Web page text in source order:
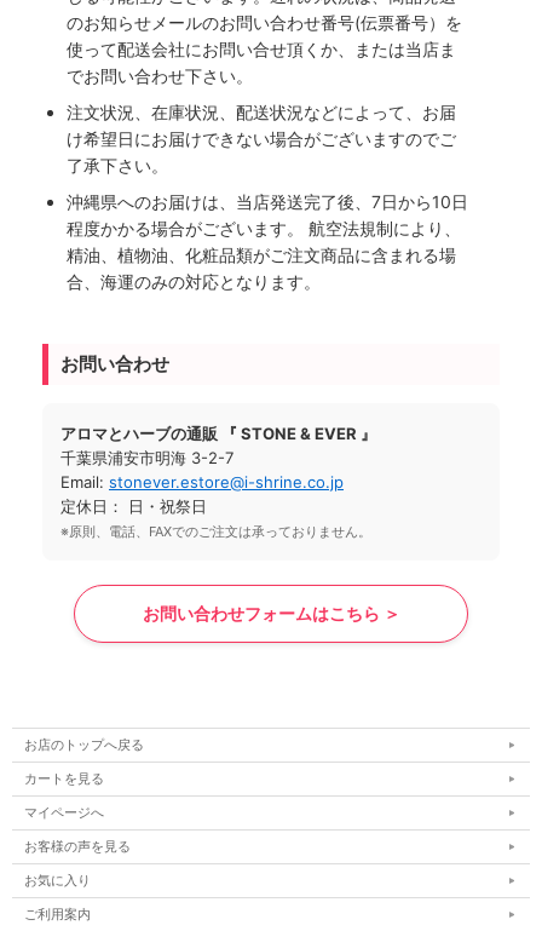
のお知らせメールのお問い合わせ番号(伝票番号）を
使って配送会社にお問い合せ頂くか、または当店ま
でお問い合わせ下さい。
注文状況、在庫状況、配送状況などによって、お届
け希望日にお届けできない場合がございますのでご
了承下さい。
沖縄県へのお届けは、当店発送完了後、7日から10日
程度かかる場合がございます。 航空法規制により、
精油、植物油、化粧品類がご注文商品に含まれる場
合、海運のみの対応となります。
お問い合わせ
アロマとハーブの通販 『 STONE & EVER 』
千葉県浦安市明海 3-2-7
Email: stonever.estore@i-shrine.co.jp
定休日： 日・祝祭日
※原則、電話、FAXでのご注文は承っておりません。
お問い合わせフォームはこちら ＞
お店のトップへ戻る
カートを見る
マイページへ
お客様の声を見る
お気に入り
ご利用案内